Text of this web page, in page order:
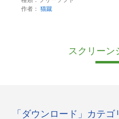
作者： 猫蹴
スクリーン
「ダウンロード」カテ